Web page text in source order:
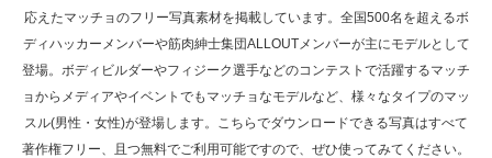
応えたマッチョのフリー写真素材を掲載しています。全国500名を超えるボ
ディハッカーメンバーや筋肉紳士集団ALLOUTメンバーが主にモデルとして
登場。ボディビルダーやフィジーク選手などのコンテストで活躍するマッチ
ョからメディアやイベントでもマッチョなモデルなど、様々なタイプのマッ
スル(男性・女性)が登場します。こちらでダウンロードできる写真はすべて
著作権フリー、且つ無料でご利用可能ですので、ぜひ使ってみてください。